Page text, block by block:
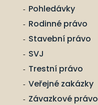
Pohledávky
Rodinné právo
Stavební právo
SVJ
Trestní právo
Veřejné zakázky
Závazkové právo